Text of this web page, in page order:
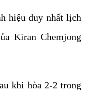
hiệu duy nhất lịch
Kiran Chemjong
khi hòa 2-2 trong